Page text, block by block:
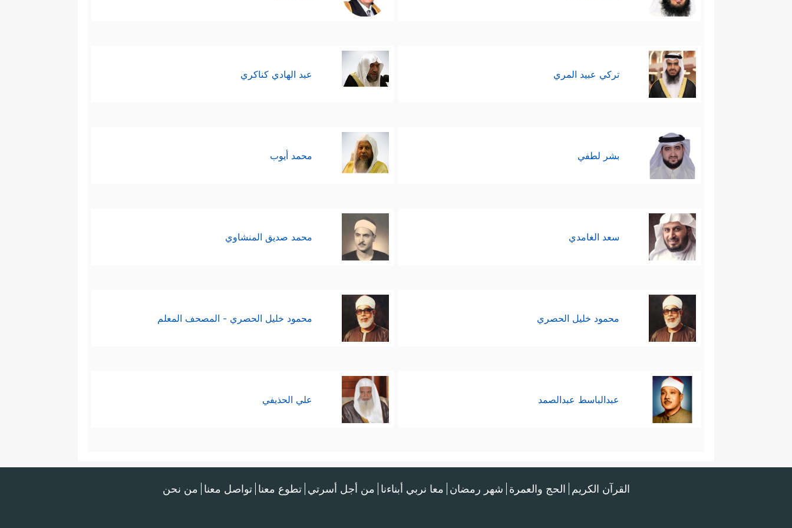
تركي عبيد المري عبد الهادي كناكري
بشر لطفي محمد أيوب
سعد الغامدي محمد صديق المنشاوي
محمود خليل الحصري محمود خليل الحصري - المصحف المعلم
عبدالباسط عبدالصمد علي الحذيفي
القرآن الكريم الحج والعمرة شهر رمضان معا نربي أبناءنا من أجل أسرتي تطوع معنا تواصل معنا من نحن